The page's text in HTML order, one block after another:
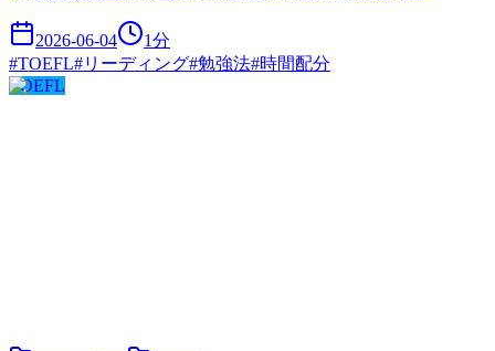
2026-06-04 1分
#TOEFL#リーディング#勉強法#時間配分
TOEFL